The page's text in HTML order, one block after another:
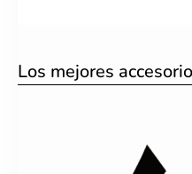
Los mejores